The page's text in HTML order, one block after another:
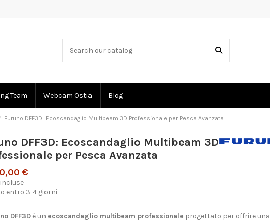
Team Webcam Ostia Blog
Furuno DFF3D: Ecoscandaglio Multibeam 3D Professionale per Pesca Avanzata
DFF3D: Ecoscandaglio Multibeam 3D
per Pesca Avanzata
€
entro 3-4 giorni
DFF3Dè un ecoscandaglio multibeam professionale progettato per offrire una